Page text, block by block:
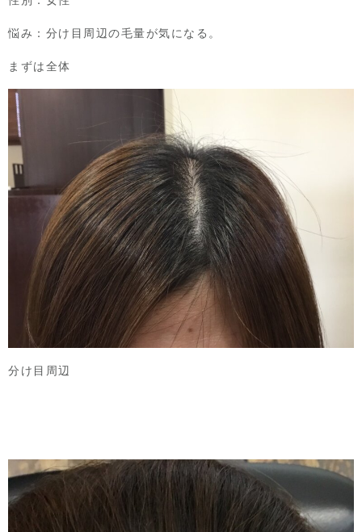
悩み：分け目周辺の毛量が気になる。
まずは全体
分け目周辺